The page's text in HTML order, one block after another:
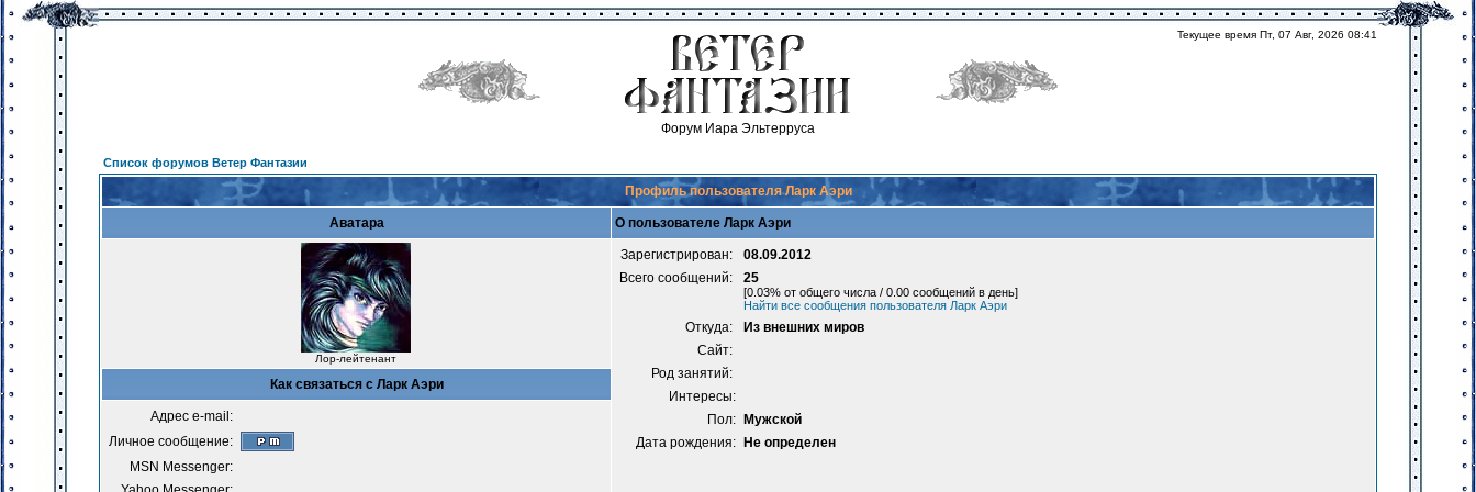
Форум Иара Эльтерруса
Текущее время Пт, 07 Авг, 2026 08:41
Список форумов Ветер Фантазии
Профиль пользователя Ларк Аэри
Аватара О пользователе Ларк Аэри
Лор-лейтенант
Зарегистрирован:
08.09.2012
Всего сообщений:
25
[0.03% от общего числа / 0.00 сообщений в день]
Найти все сообщения пользователя Ларк Аэри
Откуда:
Из внешних миров
Сайт:
Род занятий:
Интересы:
Пол:
Мужской
Дата рождения:
Не определен
Как связаться с Ларк Аэри
Адрес e-mail:
Личное сообщение:
MSN Messenger: